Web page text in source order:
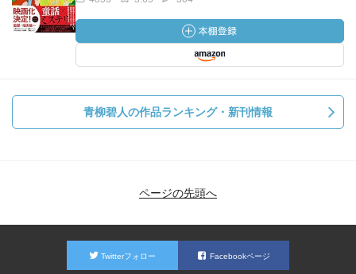
青柳碧人の作品ランキング・新刊情報
ページの先頭へ
Twitterフォロー Facebookページ